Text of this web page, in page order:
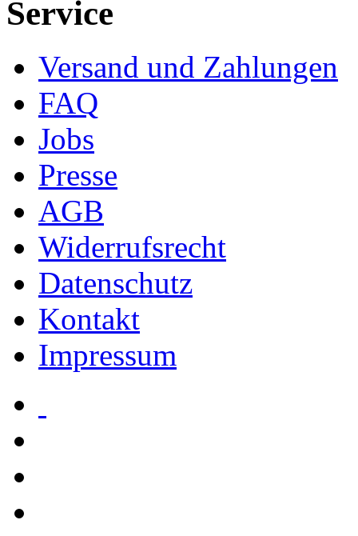
Service
Versand und Zahlungen
FAQ
Jobs
Presse
AGB
Widerrufsrecht
Datenschutz
Kontakt
Impressum